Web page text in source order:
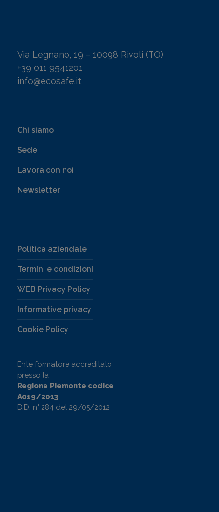
Via Legnano, 19 – 10098 Rivoli (TO)
+39 011 9541201
info@ecosafe.it
Chi siamo
Sede
Lavora con noi
Newsletter
Politica aziendale
Termini e condizioni
WEB Privacy Policy
Informative privacy
Cookie Policy
Ente formatore accreditato
presso la
Regione Piemonte codice
A019/2013
D.D. n° 284 del 29/05/2012